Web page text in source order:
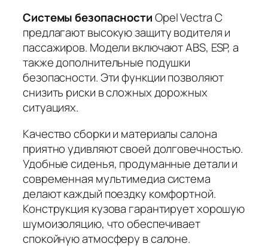
Системы безопасностиOpel Vectra C
предлагают высокую защиту водителя и
пассажиров. Модели включают ABS, ESP, а
также дополнительные подушки
безопасности. Эти функции позволяют
снизить риски в сложных дорожных
ситуациях.
Качество сборки и материалы салона
приятно удивляют своей долговечностью.
Удобные сиденья, продуманные детали и
современная мультимедиа система
делают каждый поездку комфортной.
Конструкция кузова гарантирует хорошую
шумоизоляцию, что обеспечивает
спокойную атмосферу в салоне.